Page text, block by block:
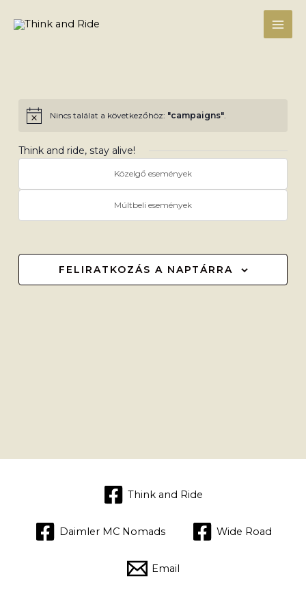
NoticeNincs találat a következőhöz: "campaigns".
Think and ride, stay alive!
Közelgő események
Múltbeli események
FELIRATKOZÁS A NAPTÁRRA
Think and Ride
Daimler MC Nomads Wide Road
Email